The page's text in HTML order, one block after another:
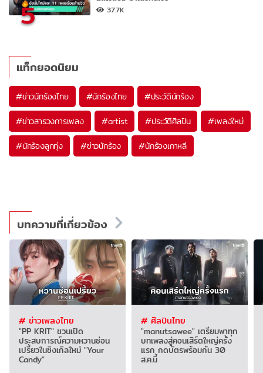
5 37.7K
แท็กยอดนิยม
#ข่าวนักร้องไทย #นักร้องไทย #ประวัตินักร้อง
#ข่าวสารวงการเพลง #artist #ประวัติศิลปิน #เพลงใหม่
#นักร้องลูกทุ่ง #ข่าวนักร้อง #นักร้องเกาหลี
บทความที่เกี่ยวข้อง
# ข่าวเพลงไทย
"PP KRIT" ชวนเปิด
ประสบการณ์ความหวานซ่อน
เปรี้ยวในซิงเกิลใหม่ "Your
Candy"
# ศิลปินไทย
"manutsawee" เตรียมพาทุก
บทเพลงสู่คอนเสิร์ตใหญ่ครั้ง
แรก กดบัตรพร้อมกัน 30
ส.ค.นี้